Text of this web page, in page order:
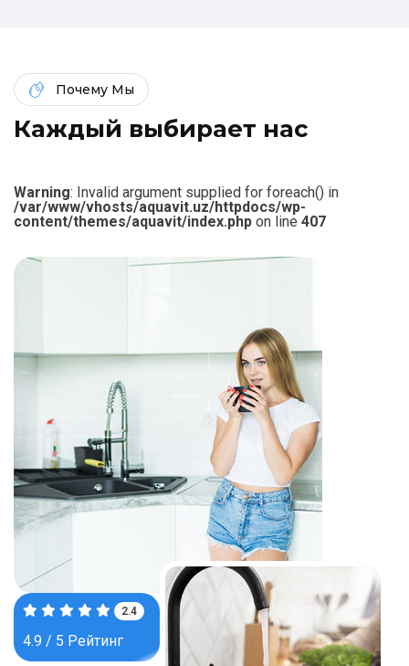
Почему Мы
Каждый выбирает нас
Warning: Invalid argument supplied for foreach() in
/var/www/vhosts/aquavit.uz/httpdocs/wp-
content/themes/aquavit/index.php on line 407
3.8
4.9 / 5 Рейтинг